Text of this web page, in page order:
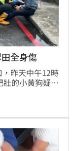
全身傷
昨天中午12時
的小黃狗疑似
下一溜煙就消
送醫，經警方
通知狗主到案